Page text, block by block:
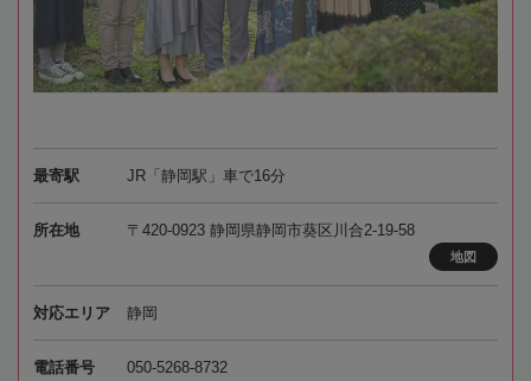
最寄駅 JR「静岡駅」車で16分
所在地 〒420-0923 静岡県静岡市葵区川合2-19-58
地図
対応エリア 静岡
電話番号 050-5268-8732